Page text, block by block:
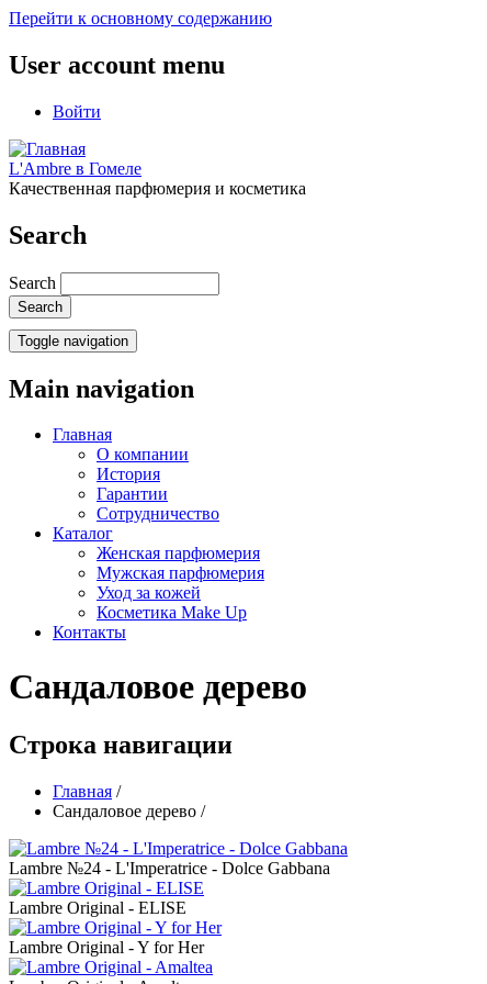
Перейти к основному содержанию
User account menu
Войти
L'Ambre в Гомеле
Качественная парфюмерия и косметика
Search
Search
Toggle navigation
Main navigation
Главная
О компании
История
Гарантии
Сотрудничество
Каталог
Женская парфюмерия
Мужская парфюмерия
Уход за кожей
Косметика Make Up
Контакты
Сандаловое дерево
Строка навигации
Главная /
Сандаловое дерево /
Lambre №24 - L'Imperatrice - Dolce Gabbana
Lambre Original - ELISE
Lambre Original - Y for Her